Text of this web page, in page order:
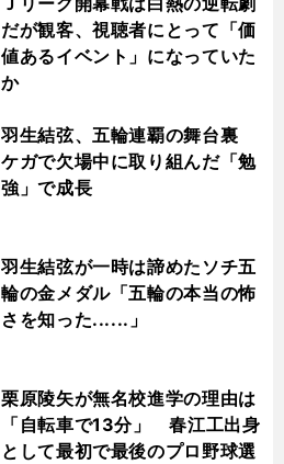
だが観客、視聴者にとって「価
値あるイベント」になっていた
か
羽生結弦、五輪連覇の舞台裏
ケガで欠場中に取り組んだ「勉
強」で成長
羽生結弦が一時は諦めたソチ五
輪の金メダル「五輪の本当の怖
さを知った......」
栗原陵矢が無名校進学の理由は
「自転車で13分」 春江工出身
として最初で最後のプロ野球選